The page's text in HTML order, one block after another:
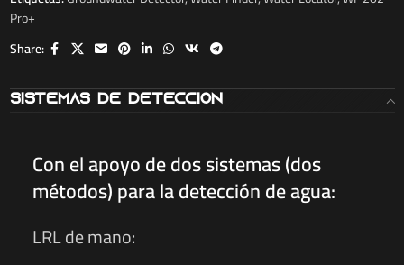
Pro+
Share:
Sistemas de Detección
Con el apoyo de dos sistemas (dos
métodos) para la detección de agua:
LRL de mano: